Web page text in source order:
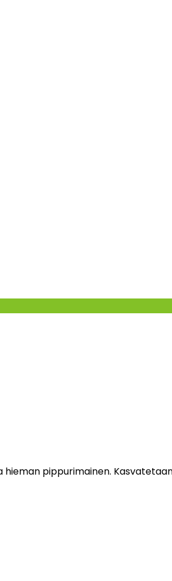
pippurimainen.